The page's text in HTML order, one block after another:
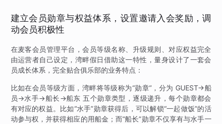
建立会员勋章与权益体系，设置邀请入会奖励，调
动会员积极性
在麦客会员管理平台，会员等级名称、升级规则、对应权益完全
由运营者自己设定，湾畔假日借助这一特性，量身设计了一套会
员成长体系，完全贴合俱乐部的业务特点：
比如在会员等级方面，湾畔将等级称为“勋章”，分为 GUEST→船
员→水手→船长→船东 五个勋章类型，逐级递升，每个勋章都会
有对应的权益。比如“水手”勋章获得后，可以解锁“一起做饭”的活
动参与权，并获得相应的用船金；而“船长”勋章不仅享有与水手一